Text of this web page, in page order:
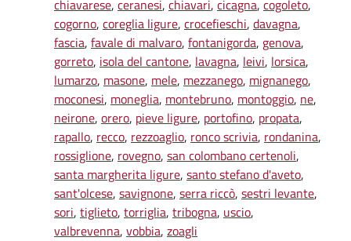
chiavarese, ceranesi, chiavari, cicagna, cogoleto,
cogorno, coreglia ligure, crocefieschi, davagna,
fascia, favale di malvaro, fontanigorda, genova,
gorreto, isola del cantone, lavagna, leivi, lorsica,
lumarzo, masone, mele, mezzanego, mignanego,
moconesi, moneglia, montebruno, montoggio, ne,
neirone, orero, pieve ligure, portofino, propata,
rapallo, recco, rezzoaglio, ronco scrivia, rondanina,
rossiglione, rovegno, san colombano certenoli,
santa margherita ligure, santo stefano d'aveto,
sant'olcese, savignone, serra riccò, sestri levante,
sori, tiglieto, torriglia, tribogna, uscio,
valbrevenna, vobbia, zoagli